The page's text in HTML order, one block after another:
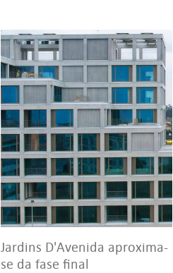
Jardins D'Avenida aproxima-
se da fase final